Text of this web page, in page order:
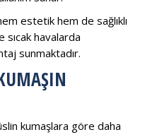
estetik hem de sağlıklı
havalarda
sunmaktadır.
kumaşlara göre daha